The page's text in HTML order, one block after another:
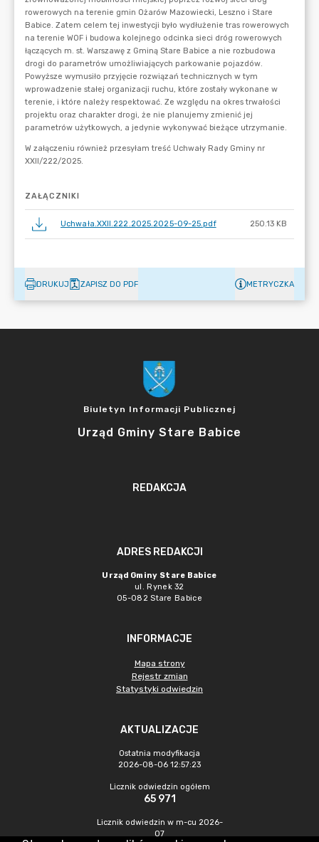
ZAŁĄCZNIKI
Uchwała.XXII.222.2025.2025-09-25.pdf 250.13 KB
DRUKUJ ZAPISZ DO PDF METRYCZKA
Biuletyn Informacji Publicznej
Urząd Gminy Stare Babice
REDAKCJA
ADRES REDAKCJI
Urząd Gminy Stare Babice
ul. Rynek 32
05-082 Stare Babice
INFORMACJE
Mapa strony
Rejestr zmian
Statystyki odwiedzin
AKTUALIZACJE
Ostatnia modyfikacja
2026-08-06 12:57:23
Licznik odwiedzin ogółem
65 971
Licznik odwiedzin w m-cu 2026-
07